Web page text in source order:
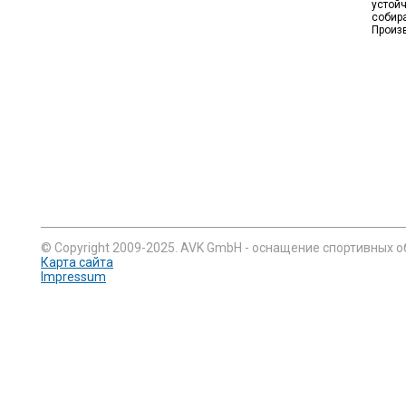
© Copyright 2009-2025. AVK GmbH - оснащение спортивных
Карта сайта
Impressum